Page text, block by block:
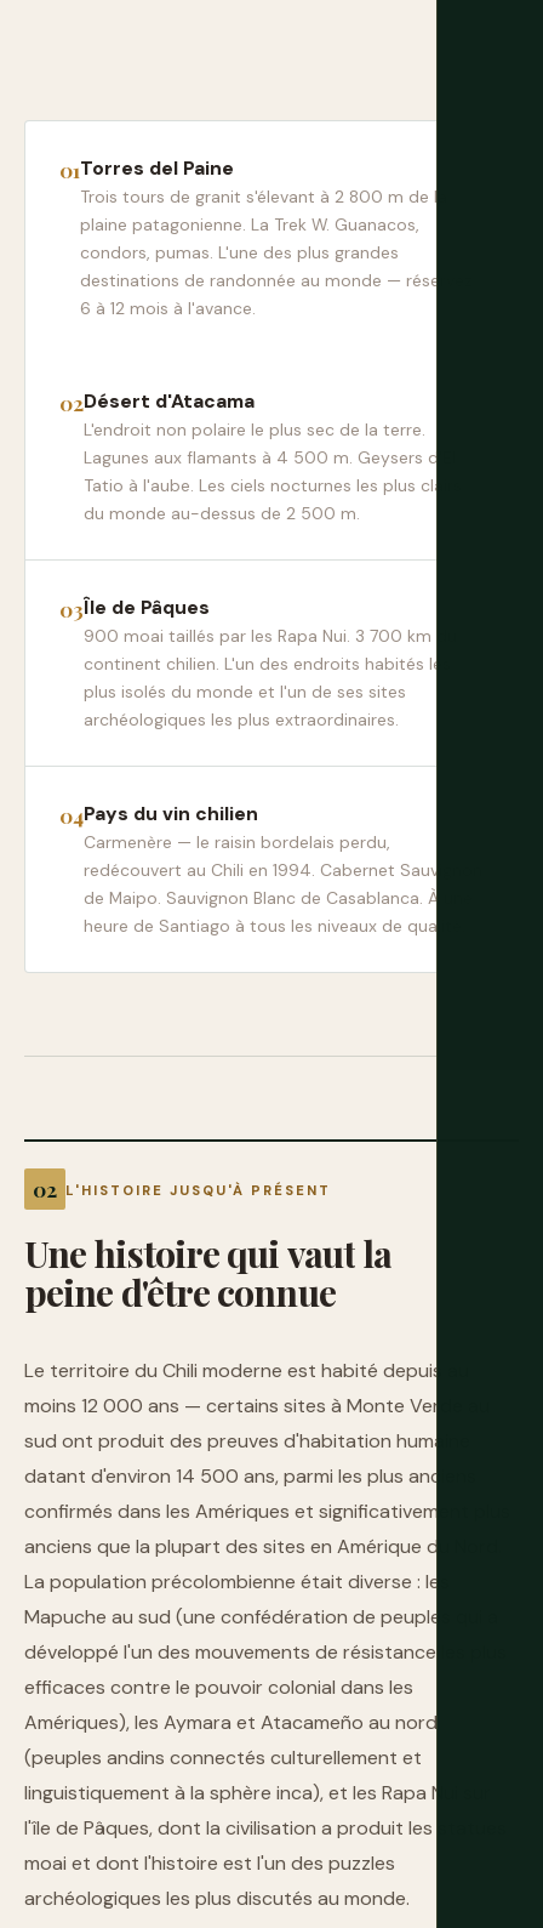
Torres del Paine
Trois tours de granit s'élevant à 2 800 m de la
plaine patagonienne. La Trek W. Guanacos,
condors, pumas. L'une des plus grandes
destinations de randonnée au monde — réservez
6 à 12 mois à l'avance.
Désert d'Atacama
L'endroit non polaire le plus sec de la terre.
Lagunes aux flamants à 4 500 m. Geysers d'El
Tatio à l'aube. Les ciels nocturnes les plus clairs
du monde au-dessus de 2 500 m.
Île de Pâques
900 moai taillés par les Rapa Nui. 3 700 km du
continent chilien. L'un des endroits habités les
plus isolés du monde et l'un de ses sites
archéologiques les plus extraordinaires.
Pays du vin chilien
Carmenère — le raisin bordelais perdu,
redécouvert au Chili en 1994. Cabernet Sauvignon
de Maipo. Sauvignon Blanc de Casablanca. À une
heure de Santiago à tous les niveaux de qualité.
L'HISTOIRE JUSQU'À PRÉSENT
Unehistoirequivautla
peined'êtreconnue
Le territoire du Chili moderne est habité depuis au
moins 12 000 ans — certains sites à Monte Verde au
sud ont produit des preuves d'habitation humaine
datant d'environ 14 500 ans, parmi les plus anciens
confirmés dans les Amériques et significativement plus
anciens que la plupart des sites en Amérique du Nord.
La population précolombienne était diverse : les
Mapuche au sud (une confédération de peuples qui a
développé l'un des mouvements de résistance les plus
efficaces contre le pouvoir colonial dans les
Amériques), les Aymara et Atacameño au nord
(peuples andins connectés culturellement et
linguistiquement à la sphère inca), et les Rapa Nui sur
l'île de Pâques, dont la civilisation a produit les statues
moai et dont l'histoire est l'un des puzzles
archéologiques les plus discutés au monde.